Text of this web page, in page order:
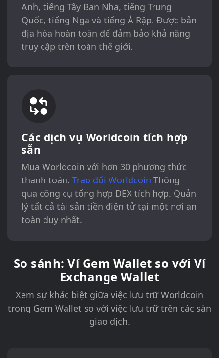
Anh, tiếng Tây Ban Nha, tiếng Trung
Quốc, tiếng Nga và tiếng Ả Rập. Được bản
địa hóa hoàn toàn để đảm bảo khả năng
truy cập trên toàn thế giới.
Các dịch vụ Worldcoin tích hợp
sẵn
Mua Worldcoin với hơn 30 phương thức
thanh toán. Trao đổi Worldcoin Thông
qua công cụ tổng hợp DEX tích hợp. Quản
lý tất cả tài sản tiền điện tử tại một nơi an
toàn duy nhất.
So sánh: Ví Gem Wallet so với Ví
Exchange Wallet
Xem sự khác biệt giữa việc lưu trữ Worldcoin
trong Gem Wallet so với việc lưu trữ trên các sàn
giao dịch.